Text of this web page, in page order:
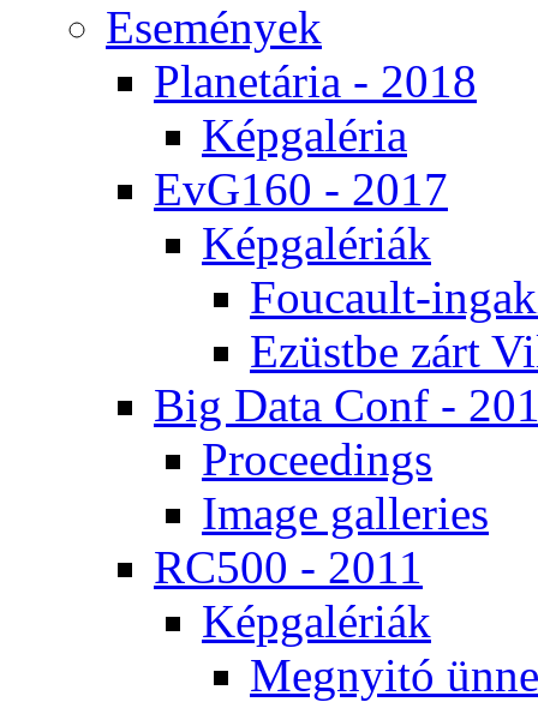
Ese­mé­nyek
Pla­ne­tá­ria - 2018
Kép­ga­lé­ria
EvG160 - 2017
Kép­ga­lé­ri­ák
Fo­u­ca­ult-
Ezüst­be zárt
Big Da­ta Conf -
Pro­ce­e­dings
Image gal­le­ri­es
RC500 - 2011
Kép­ga­lé­ri­ák
Meg­nyi­tó